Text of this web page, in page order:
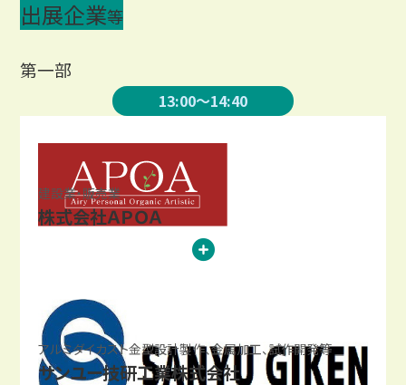
出展企業等
第一部
13:00～14:40
建設業・販売業
株式会社ＡＰＯＡ
アルミダイカスト金型設計製作、金属加工、試作開発等
サンユー技研工業株式会社